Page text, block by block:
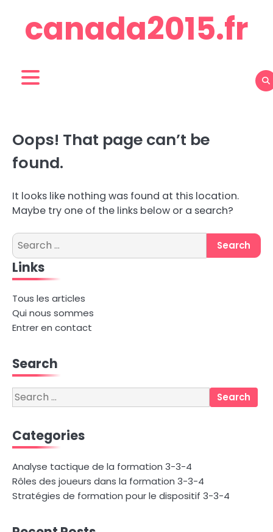
contentcanada2015.fr
Oops! That page can’t be
found.
It looks like nothing was found at this location.
Maybe try one of the links below or a search?
Search
for:
Links
Tous les articles
Qui nous sommes
Entrer en contact
Search
Search
for:
Categories
Analyse tactique de la formation 3-3-4
Rôles des joueurs dans la formation 3-3-4
Stratégies de formation pour le dispositif 3-3-4